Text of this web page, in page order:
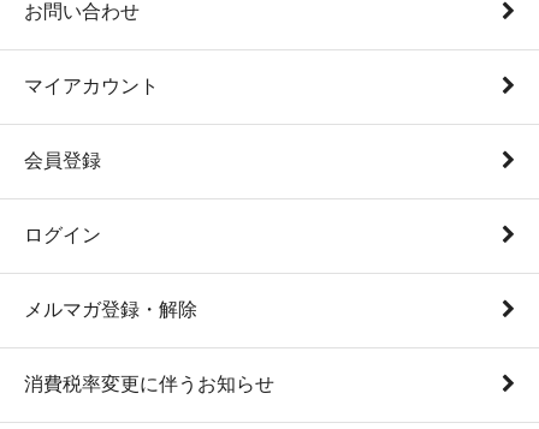
お問い合わせ
マイアカウント
会員登録
ログイン
メルマガ登録・解除
消費税率変更に伴うお知らせ